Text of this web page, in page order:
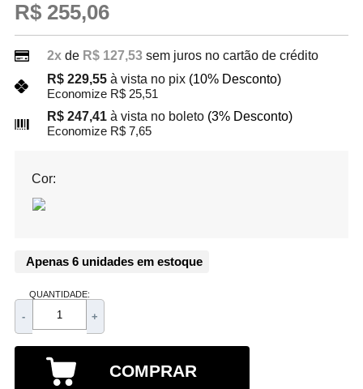
R$ 255,06
2xde R$ 127,53 sem juros no cartão de crédito
R$ 229,55 à vista no pix (10% Desconto)
Economize R$ 25,51
R$ 247,41 à vista no boleto (3% Desconto)
Economize R$ 7,65
Cor:
Apenas 6 unidades em estoque
QUANTIDADE:
- +
COMPRAR